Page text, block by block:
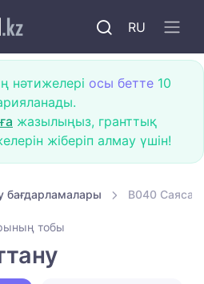
RU
нәтижелері осы бетте 10
жазылыңыз, гранттық
жіберіп алмау үшін!
бағдарламалары B040
тобы